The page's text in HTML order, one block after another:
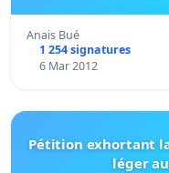
Anais Bué
1 254 signatures
6 Mar 2012
Pétition exhortant
léger